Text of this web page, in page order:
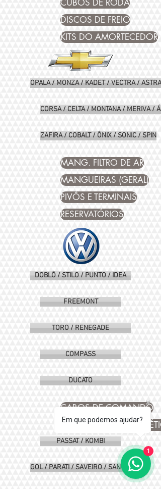
CUBOS DE RODA
DISCOS DE FREIO
KITS DO AMORTECEDOR
OPALA / MONZA / KADET / VECTRA / ASTRA
CORSA / CELTA / MONTANA / MERIVA /
ZAFIRA / COBALT / ÔNIX / SONIC / SPIN
MANG. FILTRO DE AR
MANGUEIRAS (GERAL)
PIVÔS E TERMINAIS
RESERVATÓRIOS
DOBLÔ / STILO / PUNTO / IDEA
FREEMONT
TORO / RENEGADE
COMPASS
DUCATO
CABOS DE COMANDO
COIFAS DE
PASSAT / KOMBI
GOL / PARATI / SAVEIRO / SANTANA
Em que podemos ajudar?
1